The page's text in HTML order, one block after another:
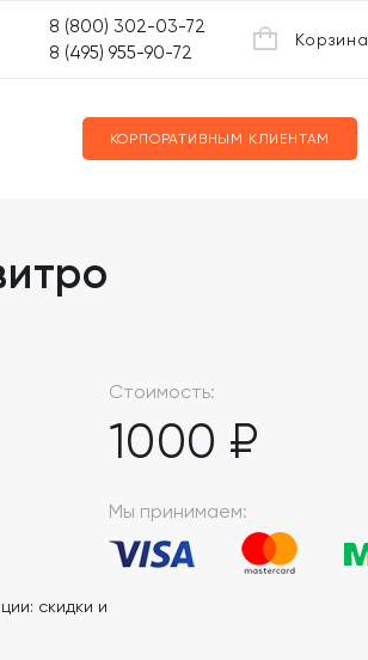
КОРПОРАТИВНЫМ КЛИЕНТАМ
8 (800) 302-03-72
8 (495) 955-90-72
Корзина
Стоимость:
1000 ₽
скидки и
Мы принимаем: